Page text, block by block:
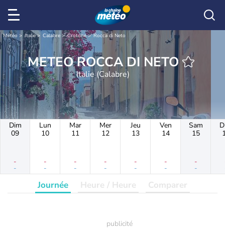
Météo Italie Calabre Crotone Rocca di Neto
METEO ROCCA DI NETO
Italie (Calabre)
Dim
09
-
-
Lun
10
-
-
Mar
11
-
-
Mer
12
-
-
Jeu
13
-
-
Ven
14
-
-
Sam
15
-
-
Journée Heure / Heure Comparer